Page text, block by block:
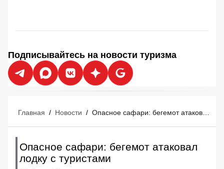
Подписывайтесь на новости туризма
Главная / Новости /
Опасное сафари: бегемот атаковал
лодку с туристами